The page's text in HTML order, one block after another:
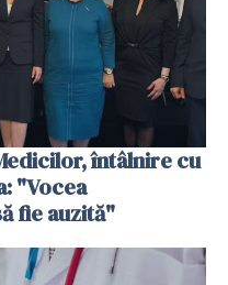
întâlnire cu
"Vocea
fie auzită"